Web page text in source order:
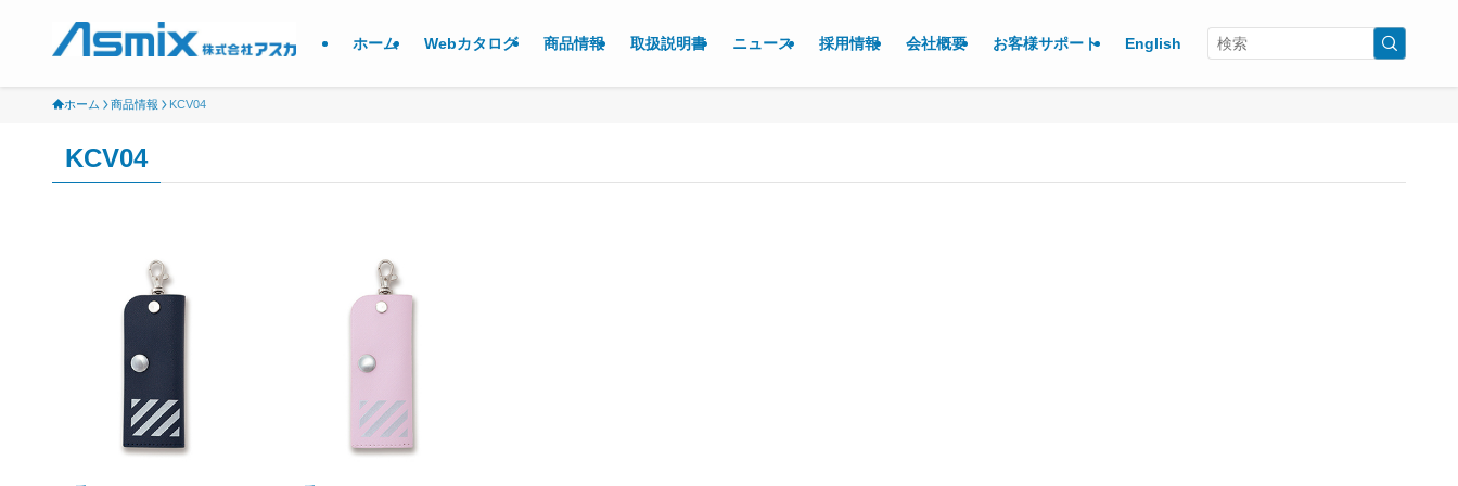
ホーム Webカタログ 商品情報 取扱説明書 ニュース 採用情報 会社概要 お客様サポート English
ホーム 商品情報 KCV04
KCV04